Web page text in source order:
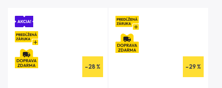
–28 % –29 %